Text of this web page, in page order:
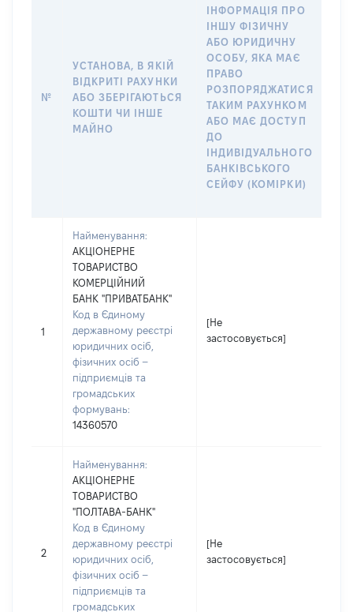
№
УСТАНОВА, В ЯКІЙ
ВІДКРИТІ РАХУНКИ
АБО ЗБЕРІГАЮТЬСЯ
КОШТИ ЧИ ІНШЕ
МАЙНО
ІНФОРМАЦІЯ ПРО
ІНШУ ФІЗИЧНУ
АБО ЮРИДИЧНУ
ОСОБУ, ЯКА МАЄ
ПРАВО
РОЗПОРЯДЖАТИСЯ
ТАКИМ РАХУНКОМ
АБО МАЄ ДОСТУП
ДО
ІНДИВІДУАЛЬНОГО
БАНКІВСЬКОГО
СЕЙФУ (КОМІРКИ)
1
Найменування:
АКЦІОНЕРНЕ
ТОВАРИСТВО
КОМЕРЦІЙНИЙ
БАНК "ПРИВАТБАНК"
Код в Єдиному
державному реєстрі
юридичних осіб,
фізичних осіб –
підприємців та
громадських
формувань:
14360570
[Не
застосовується]
2
Найменування:
АКЦІОНЕРНЕ
ТОВАРИСТВО
"ПОЛТАВА-БАНК"
Код в Єдиному
державному реєстрі
юридичних осіб,
фізичних осіб –
підприємців та
громадських
[Не
застосовується]